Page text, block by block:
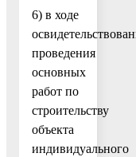
6) в ходе
проведения
основных
работ по
строительству
объекта
индивидуального